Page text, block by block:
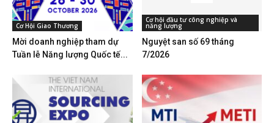
Cơ Hội Giao Thương
Mời doanh nghiệp tham dự
Tuần lễ Năng lượng Quốc tế...
Cơ hội đầu tư công nghiệp và
năng lượng
Nguyệt san số 69 tháng
7/2026